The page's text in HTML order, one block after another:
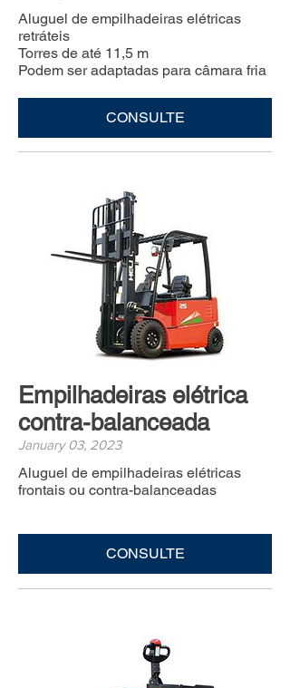
Aluguel de empilhadeiras elétricas
retráteis
Torres de até 11,5 m
Podem ser adaptadas para câmara fria
CONSULTE
Empilhadeiras elétrica
contra-balanceada
January 03, 2023
Aluguel de empilhadeiras elétricas
frontais ou contra-balanceadas
CONSULTE